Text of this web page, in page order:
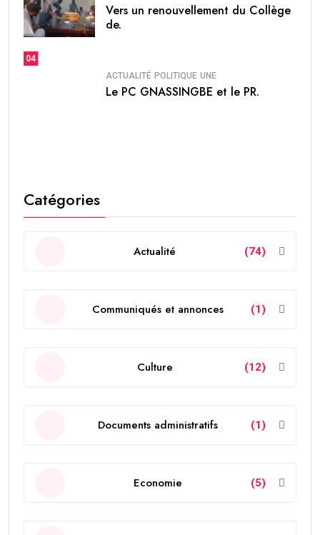
Vers un renouvellement du Collège
de.
04
ACTUALITÉ POLITIQUE UNE
Le PC GNASSINGBE et le PR.
Catégories
Actualité (74)
Communiqués et annonces (1)
Culture (12)
Documents administratifs (1)
Economie (5)